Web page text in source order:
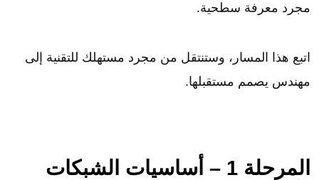
مجرد معرفة سطحية.
اتبع هذا المسار، وستنتقل من مجرد مستهلك للتقنية إلى
مهندس يصمم مستقبلها.
المرحلة 1 – أساسيات الشبكات